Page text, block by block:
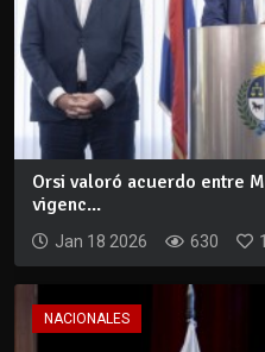
Orsi valoró acuerdo entre
vigenc...
Jan 18 2026 630
NACIONALES